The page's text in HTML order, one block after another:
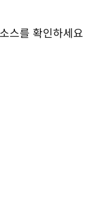
스를 확인하세요